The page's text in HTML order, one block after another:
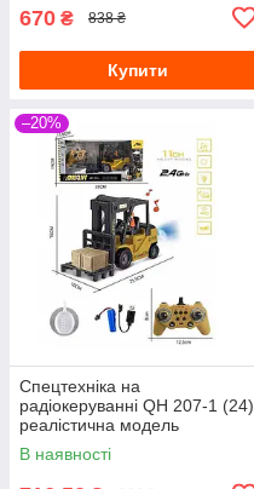
670 ₴ 838 ₴
Купити
–20%
Спецтехніка на
радіокеруванні QH 207-1 (24)
реалістична модель
В наявності